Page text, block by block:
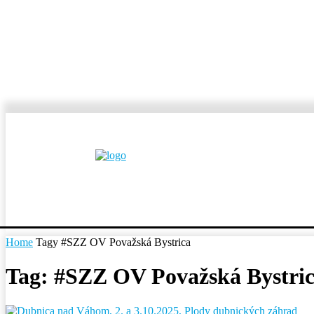
Home Tagy #SZZ OV Považská Bystrica
Tag: #SZZ OV Považská